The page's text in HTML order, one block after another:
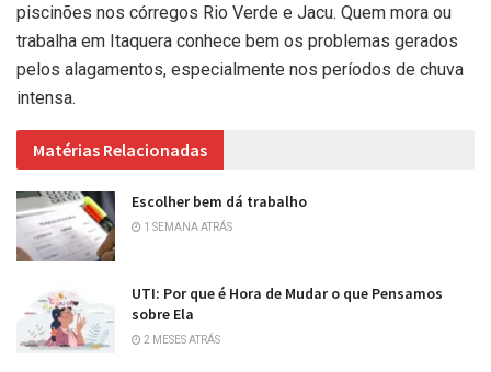
piscinões nos córregos Rio Verde e Jacu. Quem mora ou
trabalha em Itaquera conhece bem os problemas gerados
pelos alagamentos, especialmente nos períodos de chuva
intensa.
Matérias Relacionadas
Escolher bem dá trabalho
1 SEMANA ATRÁS
UTI: Por que é Hora de Mudar o que Pensamos
sobre Ela
2 MESES ATRÁS